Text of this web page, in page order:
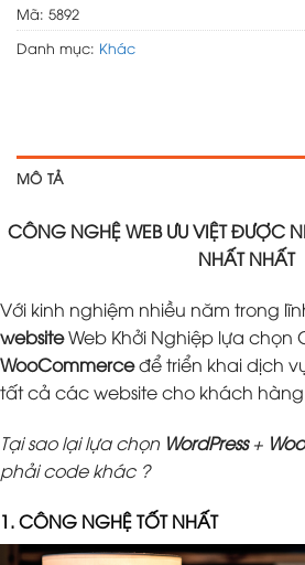
Mã: 5892
Danh mục: Khác
MÔ TẢ
CÔNG NGHỆ WEB ƯU VIỆT ĐƯỢC
NHẤT NHẤT
Với kinh nghiệm nhiều năm trong
websiteWeb Khởi Nghiệp lựa chọn
WooCommerceđể triển khai dịch
tất cả các website cho khách hàng
Tại sao lại lựa chọn WordPress+
phải code khác ?
1. CÔNG NGHỆ TỐT NHẤT